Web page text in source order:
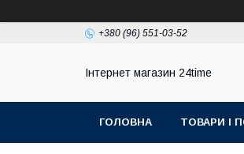
+380 (96) 551-03-52
Інтернет магазин 24time
ГОЛОВНА ТОВАРИ І